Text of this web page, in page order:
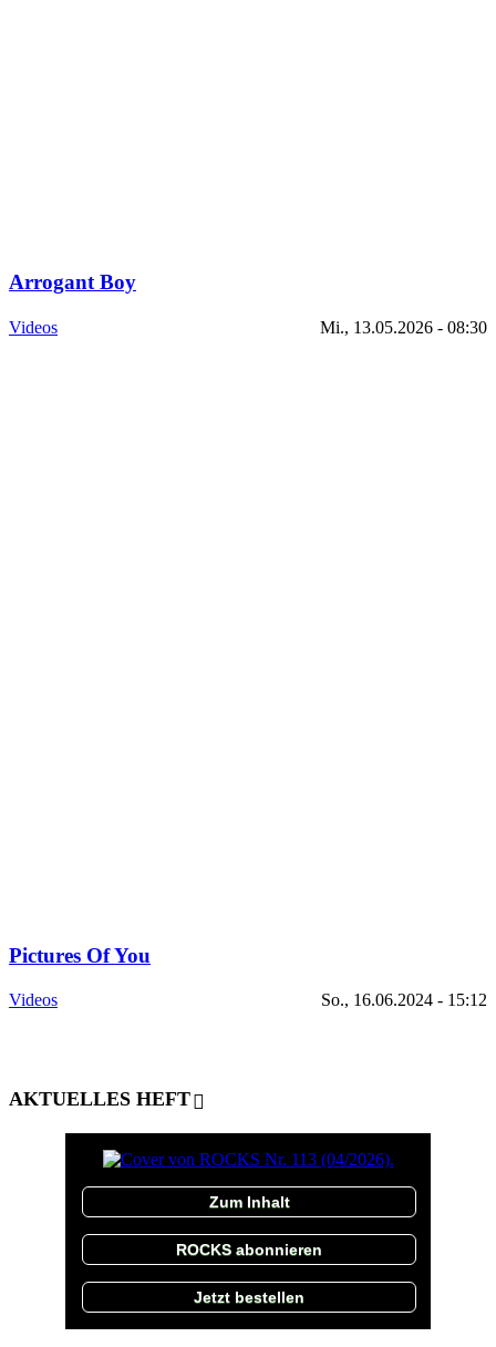
Arrogant Boy
Videos Mi., 13.05.2026 - 08:30
Pictures Of You
Videos So., 16.06.2024 - 15:12
AKTUELLES HEFT
Zum Inhalt
ROCKS abonnieren
Jetzt bestellen